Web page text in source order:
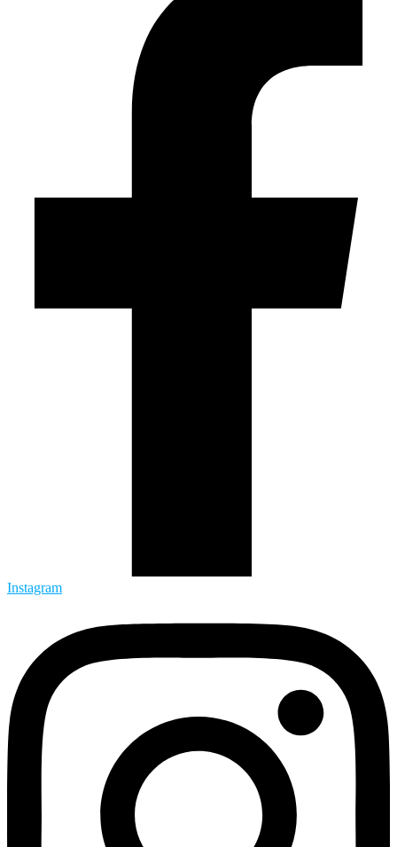
Instagram